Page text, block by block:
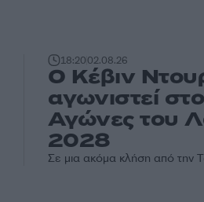
18:2002.08.26
Ο Κέβιν
αγωνιστεί
Αγώνες του
2028
Σε μια ακόμα κλήση από την